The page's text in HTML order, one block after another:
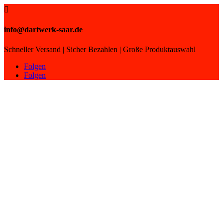

info@dartwerk-saar.de
Schneller Versand | Sicher Bezahlen | Große Produktauswahl
Folgen
Folgen